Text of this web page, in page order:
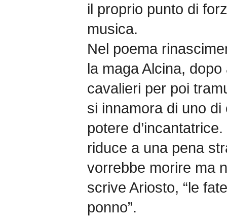
il proprio punto di
musica.
Nel poema
la maga Alcina,
cavalieri per poi
si innamora di uno
potere
riduce a una pena
vorrebbe morire ma
scrive Ariosto, “le
ponno”.